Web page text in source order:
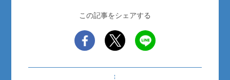
この記事をシェアする